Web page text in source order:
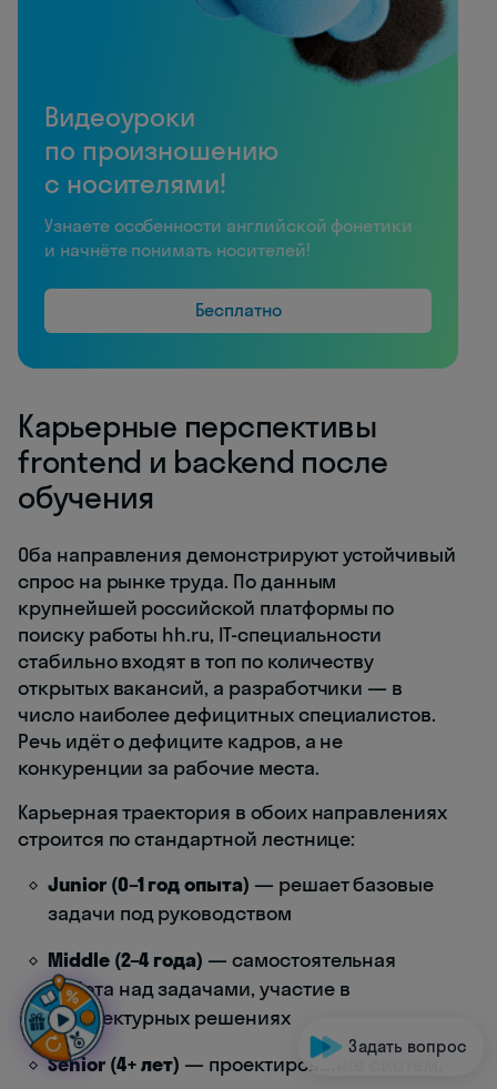
Видеоуроки
по произношению
с носителями!
Узнаете особенности английской фонетики
и начнёте понимать носителей!
Бесплатно
Карьерные перспективы
frontend и backend после
обучения
Оба направления демонстрируют устойчивый
спрос на рынке труда. По данным
крупнейшей российской платформы по
поиску работы hh.ru, IT-специальности
стабильно входят в топ по количеству
открытых вакансий, а разработчики — в
число наиболее дефицитных специалистов.
Речь идёт о дефиците кадров, а не
конкуренции за рабочие места.
Карьерная траектория в обоих направлениях
строится по стандартной лестнице:
Junior (0–1 год опыта) — решает базовые
задачи под руководством
Middle (2–4 года) — самостоятельная
работа над задачами, участие в
архитектурных решениях
Senior (4+ лет) — проектирование систем,
Задать вопрос